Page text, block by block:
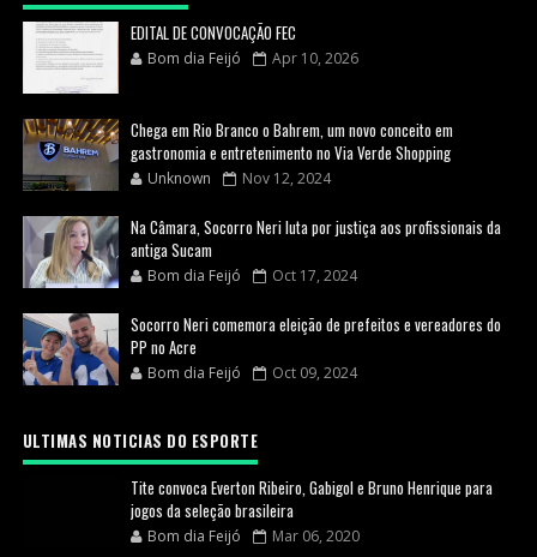
EDITAL DE CONVOCAÇÃO FEC
Bom dia Feijó Apr 10, 2026
Chega em Rio Branco o Bahrem, um novo conceito em
gastronomia e entretenimento no Via Verde Shopping
Unknown Nov 12, 2024
Na Câmara, Socorro Neri luta por justiça aos profissionais da
antiga Sucam
Bom dia Feijó Oct 17, 2024
Socorro Neri comemora eleição de prefeitos e vereadores do
PP no Acre
Bom dia Feijó Oct 09, 2024
ULTIMAS NOTICIAS DO ESPORTE
Tite convoca Everton Ribeiro, Gabigol e Bruno Henrique para
jogos da seleção brasileira
Bom dia Feijó Mar 06, 2020